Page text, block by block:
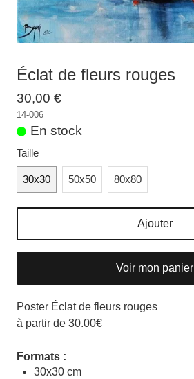
Newsletter
BLOG
Français
Éclat de fleurs rouges
30,00 €
14-006
En stock
Taille
30x30 50x50 80x80
Ajouter
Voir mon panier
Poster Éclat de fleurs rouges
à partir de 30.00€
Formats :
30x30 cm